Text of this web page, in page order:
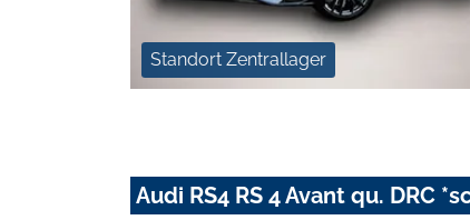
Standort Zentrallager
Audi RS4 RS 4 Avant qu. DRC